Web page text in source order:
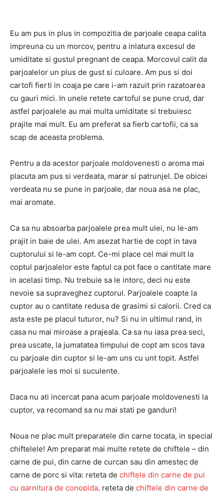
Eu am pus in plus in compozitia de parjoale ceapa calita
impreuna cu un morcov, pentru a inlatura excesul de
umiditate si gustul pregnant de ceapa. Morcovul calit da
parjoalelor un plus de gust si culoare. Am pus si doi
cartofi fierti in coaja pe care i-am razuit prin razatoarea
cu gauri mici. In unele retete cartoful se pune crud, dar
astfel parjoalele au mai multa umiditate si trebuiesc
prajite mai mult. Eu am preferat sa fierb cartofii, ca sa
scap de aceasta problema.
Pentru a da acestor parjoale moldovenesti o aroma mai
placuta am pus si verdeata, marar si patrunjel. De obicei
verdeata nu se pune in parjoale, dar noua asa ne plac,
mai aromate.
Ca sa nu absoarba parjoalele prea mult ulei, nu le-am
prajit in baie de ulei. Am asezat hartie de copt in tava
cuptorului si le-am copt. Ce-mi place cel mai mult la
coptul parjoalelor este faptul ca pot face o cantitate mare
in acelasi timp. Nu trebuie sa le intorc, deci nu este
nevoie sa supraveghez cuptorul. Parjoalele coapte la
cuptor au o cantitate redusa de grasimi si calorii. Cred ca
asta este pe placul tuturor, nu? Si nu in ultimul rand, in
casa nu mai miroase a prajeala. Ca sa nu iasa prea seci,
prea uscate, la jumatatea timpului de copt am scos tava
cu parjoale din cuptor si le-am uns cu unt topit. Astfel
parjoalele ies moi si suculente.
Daca nu ati incercat pana acum parjoale moldovenesti la
cuptor, va recomand sa nu mai stati pe ganduri!
Noua ne plac mult preparatele din carne tocata, in special
chiftelele! Am preparat mai multe retete de chiftele – din
carne de pui, din carne de curcan sau din amestec de
carne de porc si vita: reteta de chiftele din carne de pui
cu garnitura de conopida, reteta de chiftele din carne de